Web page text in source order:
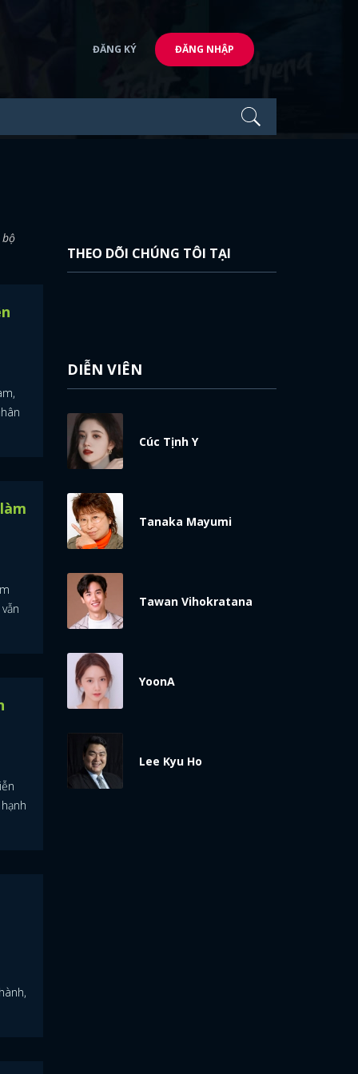
ĐĂNG KÝ ĐĂNG NHẬP
bộ
THEO DÕI CHÚNG TÔI TẠI
DIỄN VIÊN
Cúc Tịnh Y
Tanaka Mayumi
Tawan Vihokratana
YoonA
Lee Kyu Ho